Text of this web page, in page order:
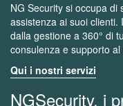
NG Security si occupa
assistenza ai suoi
dalla gestione a 360° di
consulenza e supporto
Qui i nostri servizi
NGSecurity, i